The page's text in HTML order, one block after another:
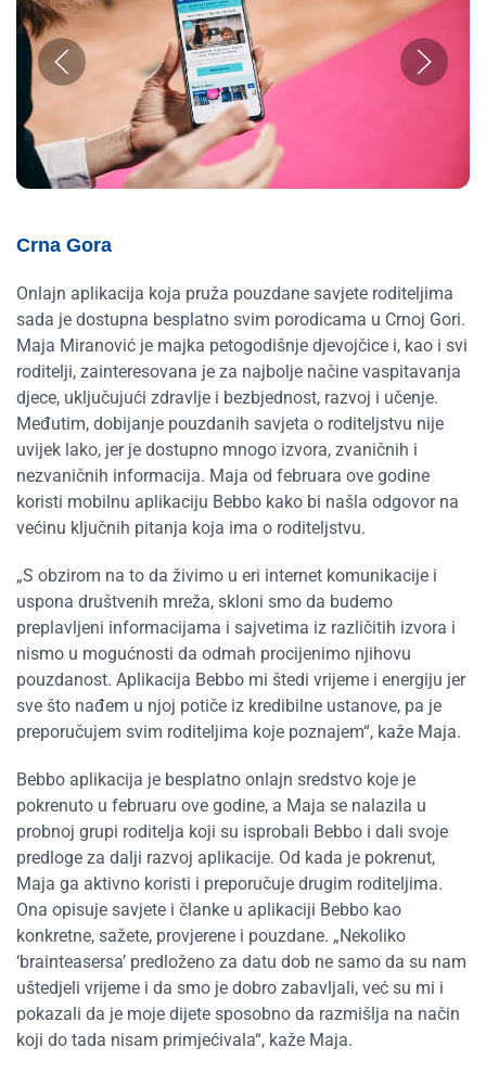
Crna Gora
Onlajn aplikacija koja pruža pouzdane savjete roditeljima
sada je dostupna besplatno svim porodicama u Crnoj Gori.
Maja Miranović je majka petogodišnje djevojčice i, kao i svi
roditelji, zainteresovana je za najbolje načine vaspitavanja
djece, uključujući zdravlje i bezbjednost, razvoj i učenje.
Međutim, dobijanje pouzdanih savjeta o roditeljstvu nije
uvijek lako, jer je dostupno mnogo izvora, zvaničnih i
nezvaničnih informacija. Maja od februara ove godine
koristi mobilnu aplikaciju Bebbo kako bi našla odgovor na
većinu ključnih pitanja koja ima o roditeljstvu.
„S obzirom na to da živimo u eri internet komunikacije i
uspona društvenih mreža, skloni smo da budemo
preplavljeni informacijama i sajvetima iz različitih izvora i
nismo u mogućnosti da odmah procijenimo njihovu
pouzdanost. Aplikacija Bebbo mi štedi vrijeme i energiju jer
sve što nađem u njoj potiče iz kredibilne ustanove, pa je
preporučujem svim roditeljima koje poznajem“, kaže Maja.
Bebbo aplikacija je besplatno onlajn sredstvo koje je
pokrenuto u februaru ove godine, a Maja se nalazila u
probnoj grupi roditelja koji su isprobali Bebbo i dali svoje
predloge za dalji razvoj aplikacije. Od kada je pokrenut,
Maja ga aktivno koristi i preporučuje drugim roditeljima.
Ona opisuje savjete i članke u aplikaciji Bebbo kao
konkretne, sažete, provjerene i pouzdane. „Nekoliko
‘brainteasersa’ predloženo za datu dob ne samo da su nam
uštedjeli vrijeme i da smo je dobro zabavljali, već su mi i
pokazali da je moje dijete sposobno da razmišlja na način
koji do tada nisam primjećivala“, kaže Maja.